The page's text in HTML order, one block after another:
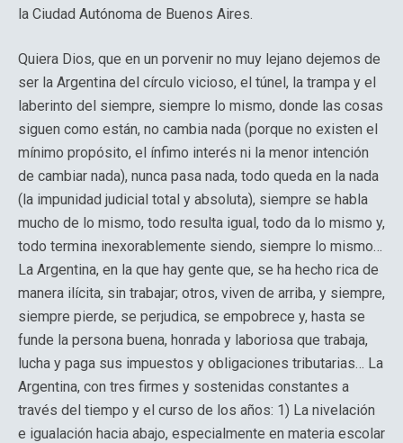
la Ciudad Autónoma de Buenos Aires.
Quiera Dios, que en un porvenir no muy lejano dejemos de
ser la Argentina del círculo vicioso, el túnel, la trampa y el
laberinto del siempre, siempre lo mismo, donde las cosas
siguen como están, no cambia nada (porque no existen el
mínimo propósito, el ínfimo interés ni la menor intención
de cambiar nada), nunca pasa nada, todo queda en la nada
(la impunidad judicial total y absoluta), siempre se habla
mucho de lo mismo, todo resulta igual, todo da lo mismo y,
todo termina inexorablemente siendo, siempre lo mismo…
La Argentina, en la que hay gente que, se ha hecho rica de
manera ilícita, sin trabajar; otros, viven de arriba, y siempre,
siempre pierde, se perjudica, se empobrece y, hasta se
funde la persona buena, honrada y laboriosa que trabaja,
lucha y paga sus impuestos y obligaciones tributarias… La
Argentina, con tres firmes y sostenidas constantes a
través del tiempo y el curso de los años: 1) La nivelación
e igualación hacia abajo, especialmente en materia escolar